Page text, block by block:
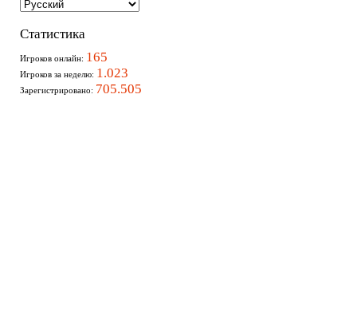
Статистика
Игроков онлайн: 165
Игроков за неделю: 1.023
Зарегистрировано: 705.505